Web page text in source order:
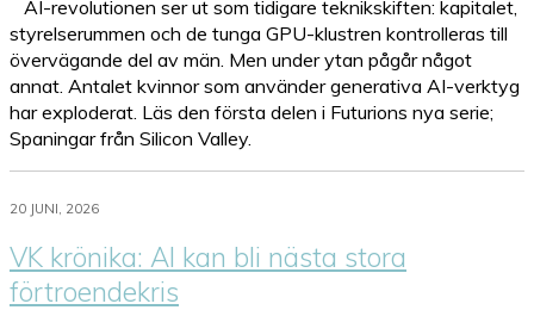
AI-revolutionen ser ut som tidigare teknikskiften: kapitalet,
styrelserummen och de tunga GPU-klustren kontrolleras till
övervägande del av män. Men under ytan pågår något
annat. Antalet kvinnor som använder generativa AI-verktyg
har exploderat. Läs den första delen i Futurions nya serie;
Spaningar från Silicon Valley.
20 JUNI, 2026
VK krönika: AI kan bli nästa stora
förtroendekris